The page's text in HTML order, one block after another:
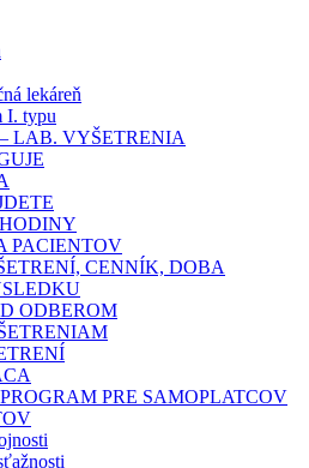
lekáreň
I. typu
LAB. VYŠETRENIA
PACIENTOV
CENNÍK, DOBA
ODBEROM
PRE SAMOPLATCOV